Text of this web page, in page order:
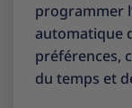
programmer
automatique
préférences,
du temps et